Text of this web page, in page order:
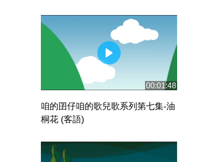
00:01:48
咱的囝仔咱的歌兒歌系列第七集-油
桐花 (客語)